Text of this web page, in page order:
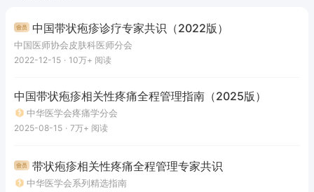
中国带状疱疹诊疗专家共识（2022版）
中国医师协会皮肤科医师分会
2022-12-15 · 10万+ 阅读
中国带状疱疹相关性疼痛全程管理指南（2025版）
中华医学会疼痛学分会
2025-08-15 · 7万+ 阅读
带状疱疹相关性疼痛全程管理专家共识
中华医学会系列精选指南